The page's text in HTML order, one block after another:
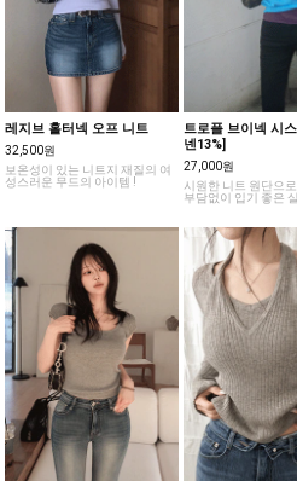
레지브 홀터넥 오프 니트
32,500원
보온성이 있는 니트지 재질의 여
성스러운 무드의 아이템 !
트로플 브이넥 시
넨13%]
27,000원
시원한 니트 원단으로
부담없이 입기 좋은